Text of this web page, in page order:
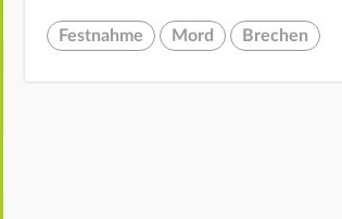
Festnahme Mord Brechen